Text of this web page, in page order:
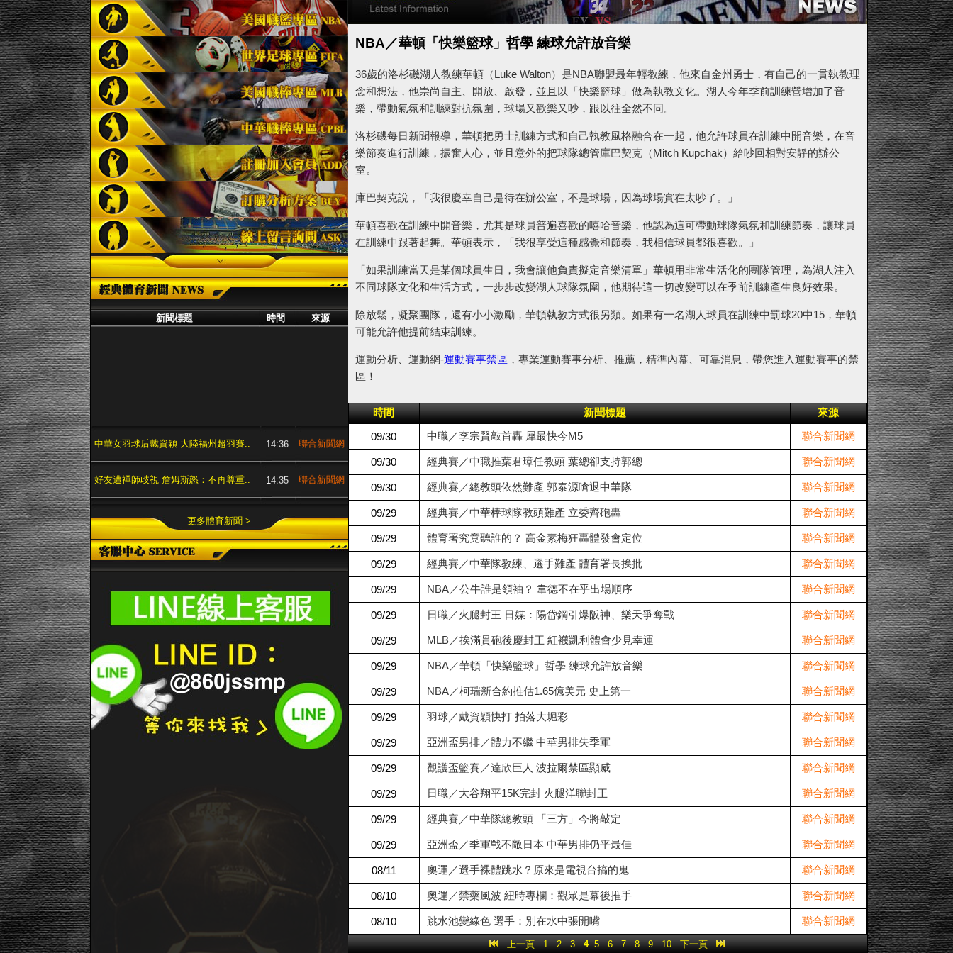
新聞標題 時間 來源
好友遭禪師歧視 詹姆斯怒：不再尊重.. 聯合新聞網
日職／回鍋日本 廖任磊加盟讀賣巨人.. 聯合新聞網
中職／打造職棒「悍將」 富邦新隊名.. 03:45 聯合新聞網
格林：我是NBA最佳球員 聯合新聞網
林書豪掛免戰牌 快艇痛宰籃網.. 03:27 聯合新聞網
世大運宣傳 好遜！ 03:19
海碩女網／當教練熱身 莊佳容今爭雙.. 03:19 聯合新聞網
海碩女網／腹肌拉傷 韓杜可娃忍痛棄.. 03:19 聯合新聞網
金鶯冰凍救援王 教頭蕭瓦特表態後悔..
更多體育新聞 >
NBA／華頓「快樂籃球」哲學 練球允許放音樂
36歲的洛杉磯湖人教練華頓（Luke Walton）是NBA聯盟最年輕教練，他來自金州勇士，有自己的一貫執教理
念和想法，他崇尚自主、開放、啟發，並且以「快樂籃球」做為執教文化。湖人今年季前訓練營增加了音
樂，帶動氣氛和訓練對抗氛圍，球場又歡樂又吵，跟以往全然不同。
洛杉磯每日新聞報導，華頓把勇士訓練方式和自己執教風格融合在一起，他允許球員在訓練中開音樂，在音
樂節奏進行訓練，振奮人心，並且意外的把球隊總管庫巴契克（Mitch Kupchak）給吵回相對安靜的辦公
室。
庫巴契克說，「我很慶幸自己是待在辦公室，不是球場，因為球場實在太吵了。」
華頓喜歡在訓練中開音樂，尤其是球員普遍喜歡的嘻哈音樂，他認為這可帶動球隊氣氛和訓練節奏，讓球員
在訓練中跟著起舞。華頓表示，「我很享受這種感覺和節奏，我相信球員都很喜歡。」
「如果訓練當天是某個球員生日，我會讓他負責擬定音樂清單」華頓用非常生活化的團隊管理，為湖人注入
不同球隊文化和生活方式，一步步改變湖人球隊氛圍，他期待這一切改變可以在季前訓練產生良好效果。
除放鬆，凝聚團隊，還有小小激勵，華頓執教方式很另類。如果有一名湖人球員在訓練中罰球20中15，華頓
可能允許他提前結束訓練。
運動分析、運動網-運動賽事禁區 ，專業運動賽事分析、推薦，精準內幕、可靠消息，帶您進入運動賽事的禁
區！
時間 新聞標題
來源
09/30
中職／李宗賢敲首轟 犀最快今M5 聯合新聞網
09/30 經典賽／中職推葉君璋任教頭 葉總卻支持郭總 聯合新聞網
09/30 經典賽／總教頭依然難產 郭泰源嗆退中華隊 聯合新聞網
09/29 經典賽／中華棒球隊教頭難產 立委齊砲轟 聯合新聞網
09/29 體育署究竟聽誰的？ 高金素梅狂轟體發會定位 聯合新聞網
09/29 經典賽／中華隊教練、選手難產 體育署長挨批 聯合新聞網
09/29 NBA／公牛誰是領袖？ 韋德不在乎出場順序 聯合新聞網
09/29 日職／火腿封王 日媒：陽岱鋼引爆阪神、樂天爭奪戰 聯合新聞網
09/29 MLB／挨滿貫砲後慶封王 紅襪凱利體會少見幸運 聯合新聞網
09/29 NBA／華頓「快樂籃球」哲學 練球允許放音樂 聯合新聞網
09/29 NBA／柯瑞新合約推估1.65億美元 史上第一 聯合新聞網
09/29 羽球／戴資穎快打 拍落大堀彩 聯合新聞網
09/29 亞洲盃男排／體力不繼 中華男排失季軍 聯合新聞網
09/29 觀護盃籃賽／達欣巨人 波拉爾禁區顯威 聯合新聞網
09/29 日職／大谷翔平15K完封 火腿洋聯封王 聯合新聞網
09/29 經典賽／中華隊總教頭 「三方」今將敲定 聯合新聞網
09/29 亞洲盃／季軍戰不敵日本 中華男排仍平最佳 聯合新聞網
08/11 奧運／選手裸體跳水？原來是電視台搞的鬼 聯合新聞網
08/10 奧運／禁藥風波 紐時專欄：觀眾是幕後推手 聯合新聞網
08/10 跳水池變綠色 選手：別在水中張開嘴 聯合新聞網
上一頁 1 2 3 4 5 6 7 8 9 10 下一頁